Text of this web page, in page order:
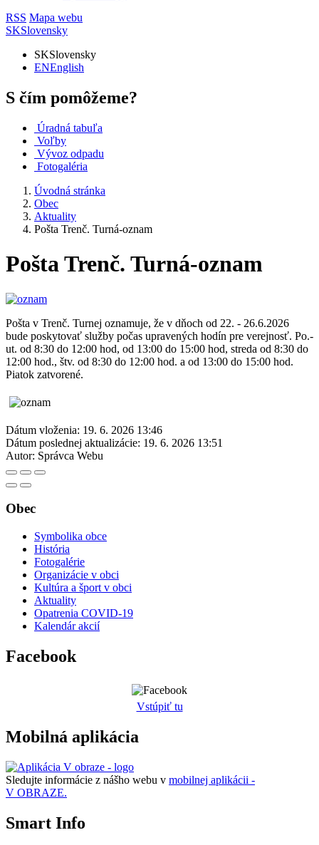
RSS Mapa webu
SKSlovensky
SKSlovensky
ENEnglish
S čím pomôžeme?
Úradná tabuľa
Voľby
Vývoz odpadu
Fotogaléria
Úvodná stránka
Obec
Aktuality
Pošta Trenč. Turná-oznam
Pošta Trenč. Turná-oznam
Pošta v Trenč. Turnej oznamuje, že v dňoch od 22. - 26.6.2026
bude poskytovať služby počas upravených hodín pre verejnosť. Po.-
ut. od 8:30 do 12:00 hod, od 13:00 do 15:00 hod, streda od 8:30 do
12:00 hod., štv. od 8:30 do 12:00 hod. a od 13:00 do 15:00 hod.
Piatok zatvorené.
Dátum vloženia: 19. 6. 2026 13:46
Dátum poslednej aktualizácie: 19. 6. 2026 13:51
Autor: Správca Webu
Obec
Symbolika obce
História
Fotogalérie
Organizácie v obci
Kultúra a šport v obci
Aktuality
Opatrenia COVID-19
Kalendár akcií
Facebook
Vstúpiť tu
Mobilná aplikácia
Sledujte informácie z nášho webu v mobilnej aplikácii -
V OBRAZE.
Smart Info